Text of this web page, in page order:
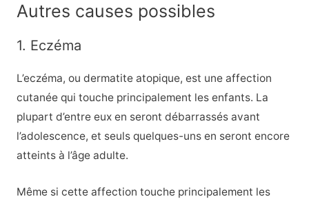
Autres causes possibles
1. Eczéma
L’eczéma, ou dermatite atopique, est une affection
cutanée qui touche principalement les enfants. La
plupart d’entre eux en seront débarrassés avant
l’adolescence, et seuls quelques-uns en seront encore
atteints à l’âge adulte.
Même si cette affection touche principalement les